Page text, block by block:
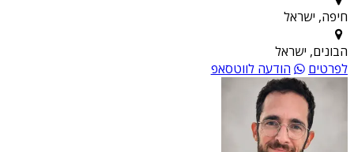
חיפה, ישראל
הבונים, ישראל
לפרטים
הודעה לווטסאפ